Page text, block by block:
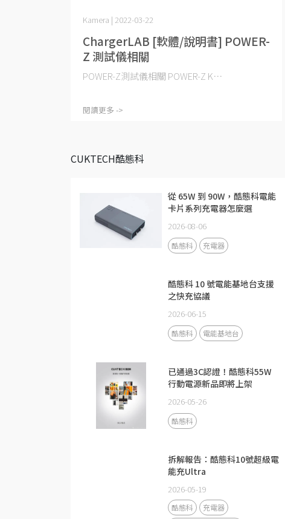
ChargerLAB [軟體/說明書] POWER-
Z 測試儀相關
Kamera | 2022-03-22
POWER-Z測試儀相關 POWER-Z K⋯
閱讀更多 ->
CUKTECH酷態科
從 65W 到 90W，酷態科電能
卡片系列充電器怎麼選
2026-08-06
酷態科 充電器
酷態科 10 號電能基地台支援
之快充協議
2026-06-15
酷態科 電能基地台
已通過3C認證！酷態科55W
行動電源新品即將上架
2026-05-26
酷態科
拆解報告：酷態科10號超級電
能充Ultra
2026-05-19
酷態科
充電器